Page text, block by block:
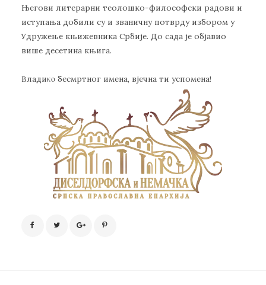
Његови литерарни теолошко-философски радови и
иступања добили су и званичну потврду избором у
Удружење књижевника Србије. До сада је објавио
више десетина књига.
Владиκο бесмртног имена, вјечна ти успомена!